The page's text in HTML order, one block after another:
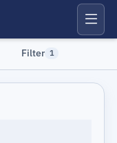
Filter 1